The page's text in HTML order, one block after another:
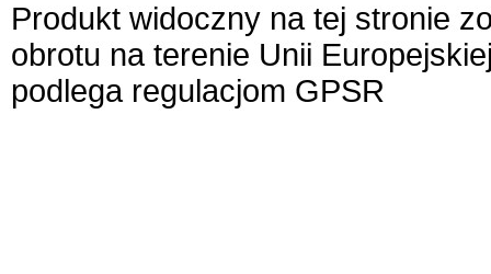
Produkt widoczny na tej stronie
obrotu na terenie Unii
podlega regulacjom GPSR